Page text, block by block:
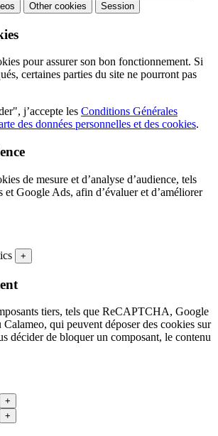
Other cookies Session
pour assurer son bon fonctionnement. Si
certaines parties du site ne pourront pas
j’accepte les Conditions Générales
des données personnelles et des cookies.
de mesure et d’analyse d’audience, tels
Google Ads, afin d’évaluer et d’améliorer
+
tiers, tels que ReCAPTCHA, Google
qui peuvent déposer des cookies sur
décider de bloquer un composant, le contenu
+
+